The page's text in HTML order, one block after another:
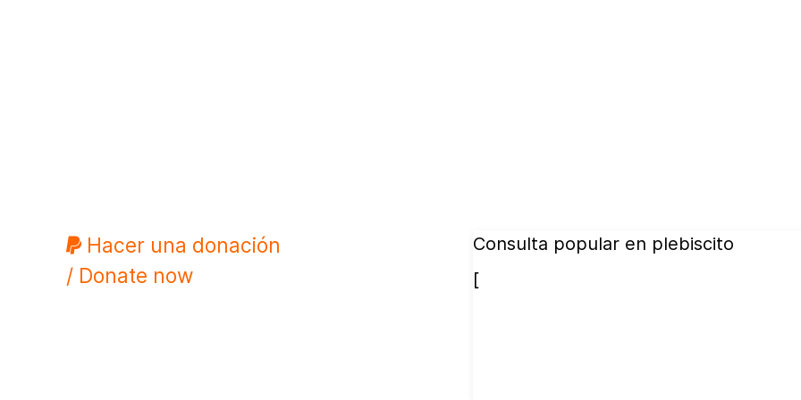
Hacer una donación
/ Donate now
Consulta popular en plebiscito
[